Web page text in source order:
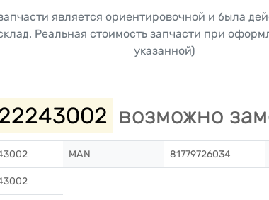
является ориентировочной и была
Реальная стоимость запчасти при
указанной)
возможно
MAN 81779726034